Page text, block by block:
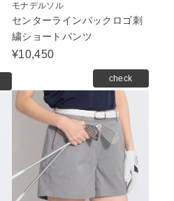
モナデルソル
センターラインバックロゴ刺
繍ショートパンツ
¥10,450
check